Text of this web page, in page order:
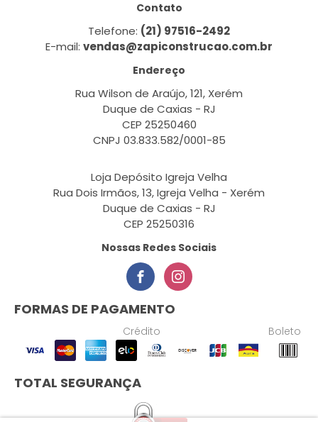
Contato
Telefone: (21) 97516-2492
E-mail: vendas@zapiconstrucao.com.br
Endereço
Rua Wilson de Araújo, 121, Xerém
Duque de Caxias - RJ
CEP 25250460
CNPJ 03.833.582/0001-85
Loja Depósito Igreja Velha
Rua Dois Irmãos, 13, Igreja Velha - Xerém
Duque de Caxias - RJ
CEP 25250316
Nossas Redes Sociais
FORMAS DE PAGAMENTO
Crédito Boleto
TOTAL SEGURANÇA